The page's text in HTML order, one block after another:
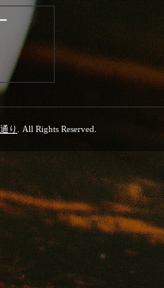
り . All Rights Reserved.